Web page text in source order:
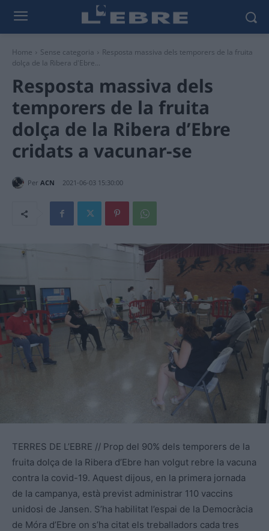
Home Sense categoria
Resposta massiva dels temporers de la fruita
dolça de la Ribera d'Ebre...
Resposta massiva dels
temporers de la fruita
dolça de la Ribera d’Ebre
cridats a vacunar-se
Per ACN 2021-06-03 15:30:00
TERRES DE L’EBRE // Prop del 90% dels temporers de la
fruita dolça de la Ribera d’Ebre han volgut rebre la vacuna
contra la covid-19. Aquest dijous, en la primera jornada
de la campanya, està previst administrar 110 vaccins
unidosi de Jansen. S’ha habilitat l’espai de la Democràcia
de Móra d’Ebre on s’ha citat els treballadors cada tres